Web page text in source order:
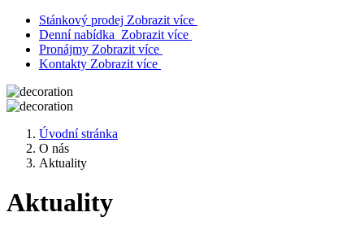
Stánkový prodej Zobrazit více
Denní nabídka Zobrazit více
Pronájmy Zobrazit více
Kontakty Zobrazit více
Úvodní stránka
O nás
Aktuality
Aktuality